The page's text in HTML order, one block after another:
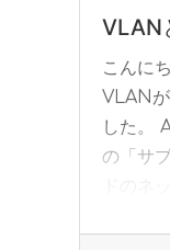
VLAN
こんに
VLANが
した。
の「サ